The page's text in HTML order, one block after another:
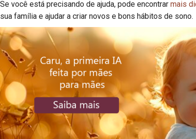
Se você está precisando de ajuda, pode encontrar mais
sua família e ajudar a criar novos e bons hábitos de sono.